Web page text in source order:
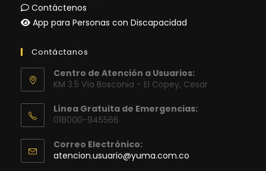
Contáctenos
App para Personas con Discapacidad
Contáctanos
Centro de Atención a Usuarios:
KM 3.5 Vía Bosconia - El Copey, Cesar
Línea Gratuita de Emergencias:
018000-945566
Correo Electrónico:
atencion.usuario@yuma.com.co